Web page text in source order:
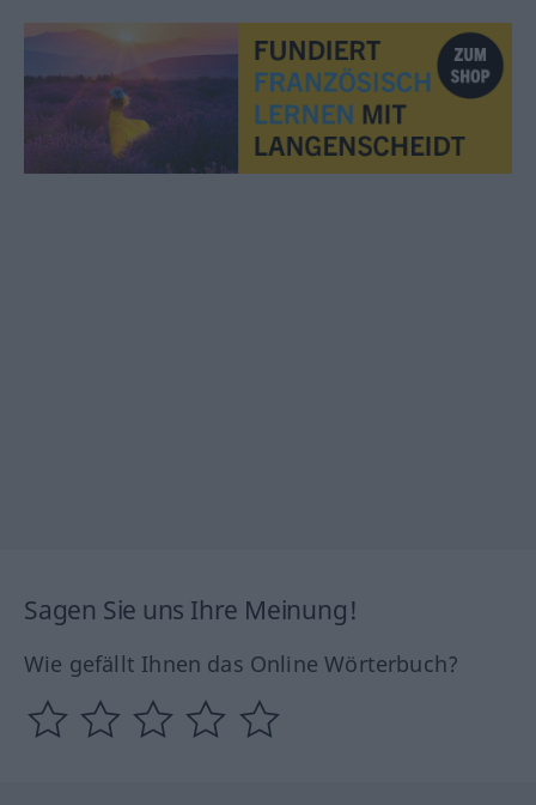
Sagen Sie uns Ihre Meinung!
Wie gefällt Ihnen das Online Wörterbuch?